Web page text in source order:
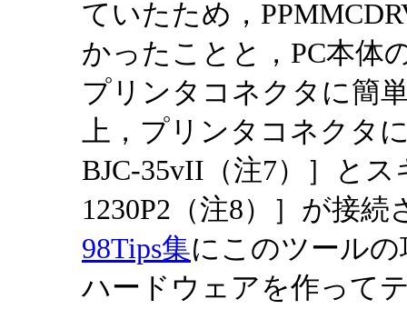
ていたため，
かったことと，PC本体
プリンタコネクタに簡
上，プリンタコネクタ
BJC-35vII（注7）］とス
1230P2（注8）］が接
98Tips集にこのツール
ハードウェアを作って